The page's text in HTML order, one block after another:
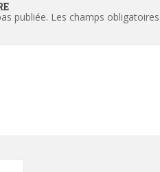
publiée. Les champs